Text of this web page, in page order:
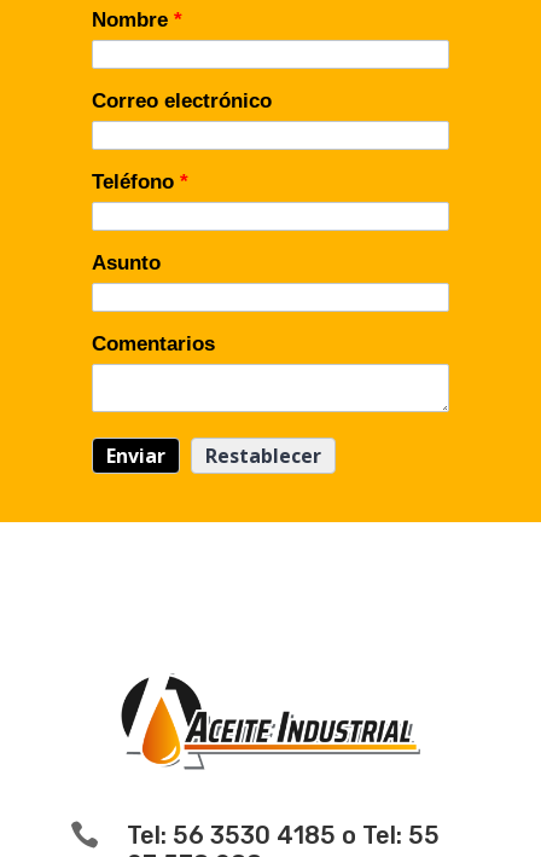
Nombre *
Correo electrónico
Teléfono *
Asunto
Comentarios

Tel: 56 3530 4185 o Tel: 55